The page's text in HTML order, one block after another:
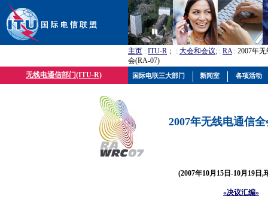
主页 : ITU-R ； : 大会和会议; : RA: 2007年
会(RA-07)
无线电通信部门(ITU-R)
2007年无线电通信
(2007年10月15日-10月19日,
«决议汇编»
国际电联三大部门 新闻室 各项活动